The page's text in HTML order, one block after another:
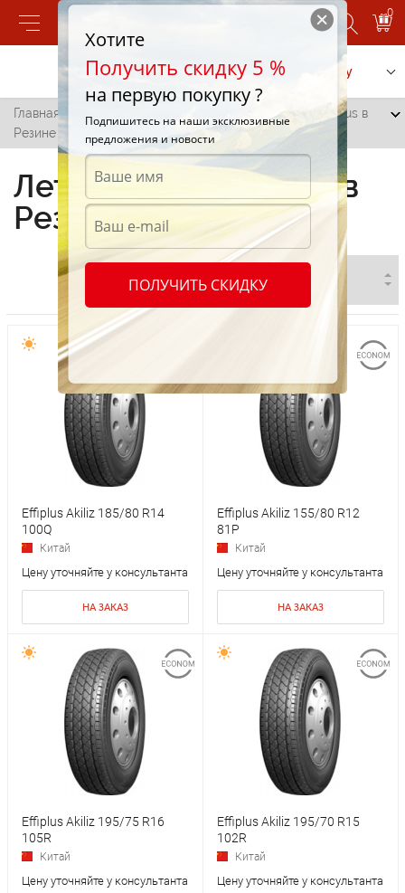
0
Позвонить Заказать услугу
Главная /
Летние шины Effiplus в
Резине
Летние шины Effiplus в
Резине
Effiplus Akiliz 185/80 R14
100Q
Китай
Цену уточняйте у консультанта
НА ЗАКАЗ
Effiplus Akiliz 155/80 R12
81P
Китай
Цену уточняйте у консультанта
НА ЗАКАЗ
Effiplus Akiliz 195/75 R16
105R
Китай
Цену уточняйте у консультанта
Effiplus Akiliz 195/70 R15
102R
Китай
Цену уточняйте у консультанта
Хотите
Получить скидку 5 %
на первую покупку ?
Подпишитесь на наши эксклюзивные
предложения и новости
ПОЛУЧИТЬ СКИДКУ